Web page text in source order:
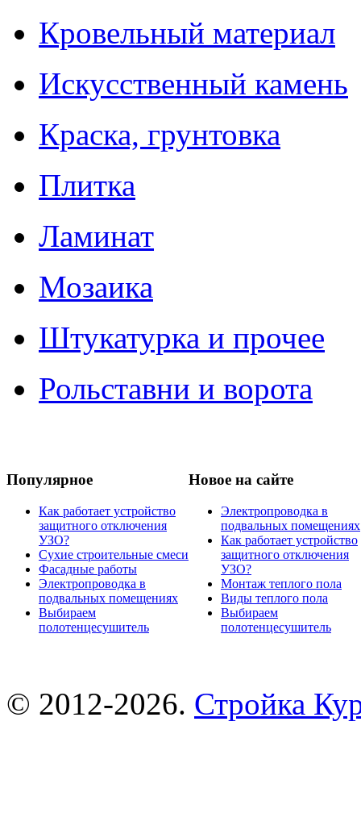
Кровельный материал
Искусственный камень
Краска, грунтовка
Плитка
Ламинат
Мозаика
Штукатурка и прочее
Рольставни и ворота
Популярное
Как работает устройство
защитного отключения
УЗО?
Сухие строительные смеси
Фасадные работы
Электропроводка в
подвальных помещениях
Выбираем
полотенцесушитель
Новое на сайте
Электропроводка в
подвальных помещениях
Как работает устройство
защитного отключения
УЗО?
Монтаж теплого пола
Виды теплого пола
Выбираем
полотенцесушитель
© 2012-2026. Стройка